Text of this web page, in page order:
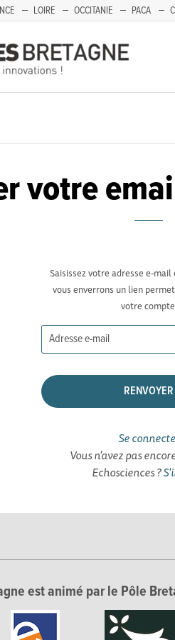
LOIRE OCCITANIE PACA
votre
Saisissez votre adresse e-mail
vous enverrons un lien
votre
Se
Vous n'avez pas
Echosciences ?
est animé par le Pôle